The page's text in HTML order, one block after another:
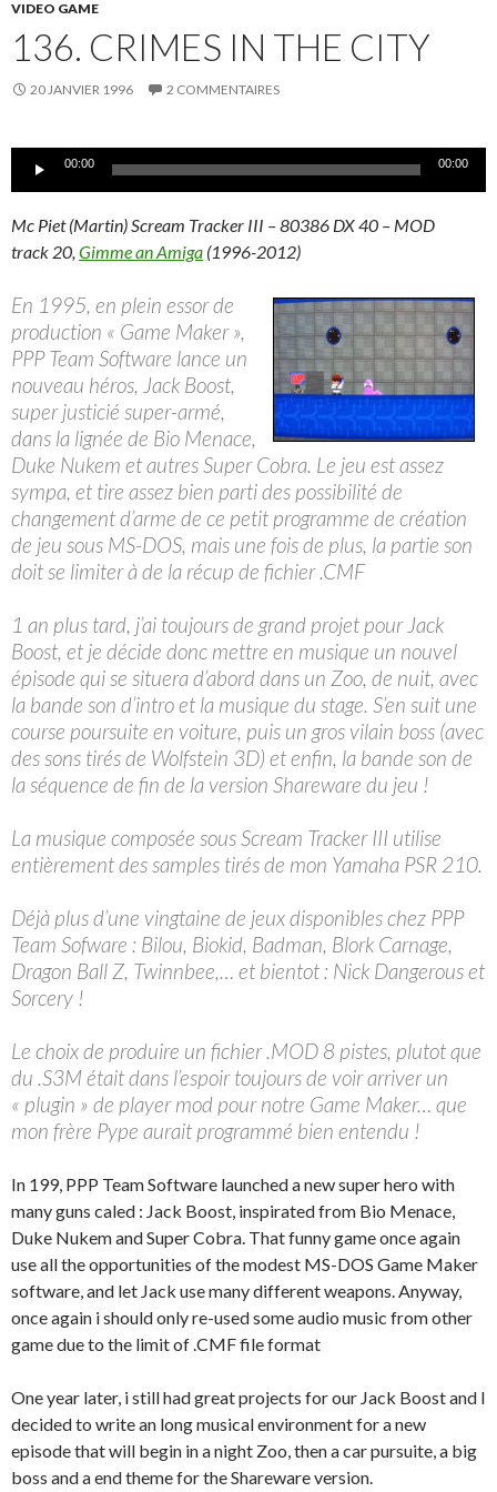
VIDEO GAME
136. CRIMES IN THE CITY
20 JANVIER 1996 2 COMMENTAIRES
Lecteur00:00 00:00
Mc Piet (Martin) Scream Tracker III – 80386 DX 40 – MOD
track 20, Gimme an Amiga (1996-2012)
En 1995, en plein essor de
production « Game Maker »,
PPP Team Software lance un
nouveau héros, Jack Boost,
super justicié super-armé,
dans la lignée de Bio Menace,
Duke Nukem et autres Super Cobra. Le jeu est assez
sympa, et tire assez bien parti des possibilité de
changement d’arme de ce petit programme de création
de jeu sous MS-DOS, mais une fois de plus, la partie son
doit se limiter à de la récup de fichier .CMF
1 an plus tard, j’ai toujours de grand projet pour Jack
Boost, et je décide donc mettre en musique un nouvel
épisode qui se situera d’abord dans un Zoo, de nuit, avec
la bande son d’intro et la musique du stage. S’en suit une
course poursuite en voiture, puis un gros vilain boss (avec
des sons tirés de Wolfstein 3D) et enfin, la bande son de
la séquence de fin de la version Shareware du jeu !
La musique composée sous Scream Tracker III utilise
entièrement des samples tirés de mon Yamaha PSR 210.
Déjà plus d’une vingtaine de jeux disponibles chez PPP
Team Sofware : Bilou, Biokid, Badman, Blork Carnage,
Dragon Ball Z, Twinnbee,… et bientot : Nick Dangerous et
Sorcery !
Le choix de produire un fichier .MOD 8 pistes, plutot que
du .S3M était dans l’espoir toujours de voir arriver un
« plugin » de player mod pour notre Game Maker… que
mon frère Pype aurait programmé bien entendu !
In 199, PPP Team Software launched a new super hero with
many guns caled : Jack Boost, inspirated from Bio Menace,
Duke Nukem and Super Cobra. That funny game once again
use all the opportunities of the modest MS-DOS Game Maker
software, and let Jack use many different weapons. Anyway,
once again i should only re-used some audio music from other
game due to the limit of .CMF file format
One year later, i still had great projects for our Jack Boost and I
decided to write an long musical environment for a new
episode that will begin in a night Zoo, then a car pursuite, a big
boss and a end theme for the Shareware version.